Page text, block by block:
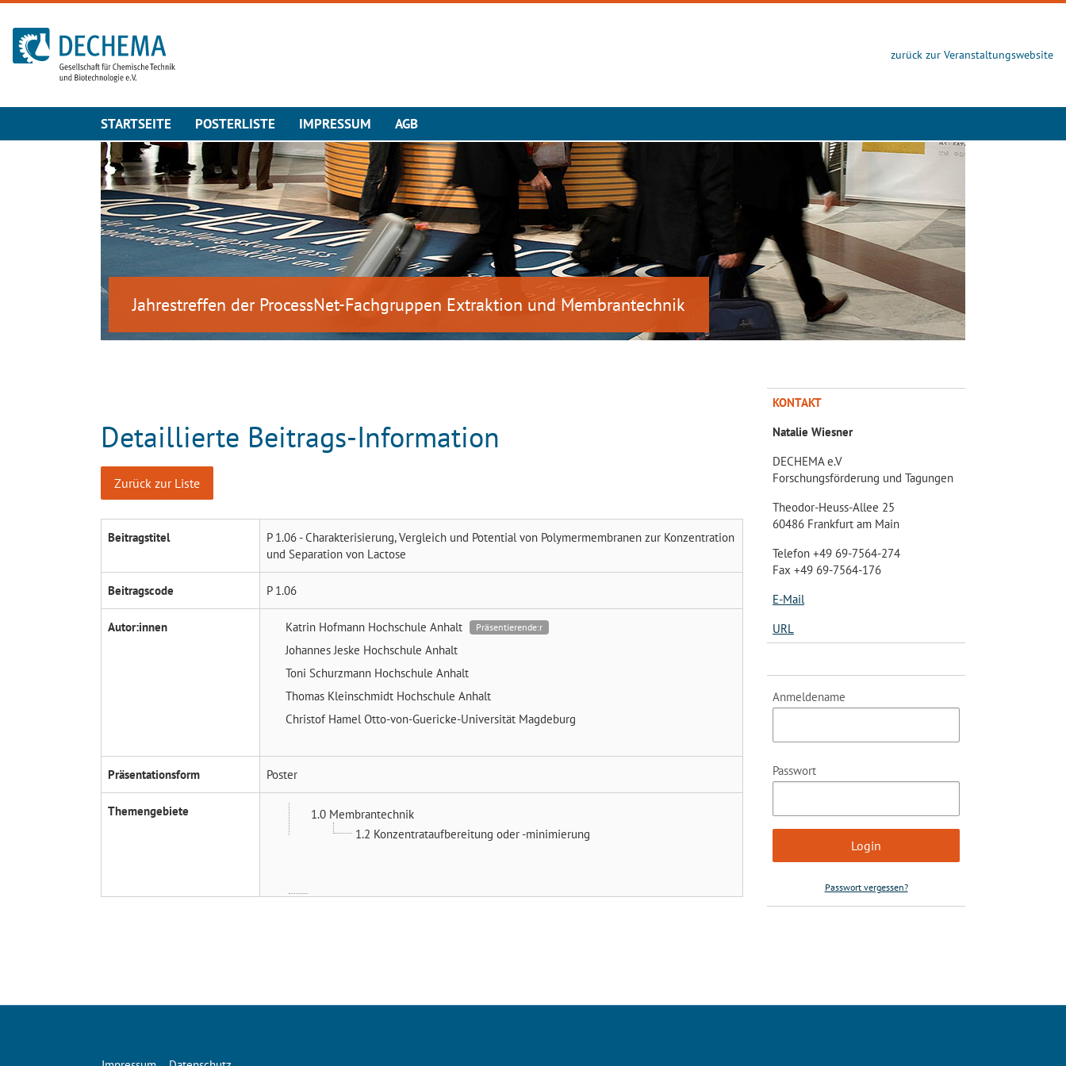
Zur Startseite
zurück zur Veranstaltungswebsite
STARTSEITE POSTERLISTE IMPRESSUM AGB
Jahrestreffen der ProcessNet-Fachgruppen Extraktion und Membrantechnik
Detaillierte Beitrags-Information
Zurück zur Liste
Beitragstitel
P 1.06 - Charakterisierung, Vergleich und Potential von Polymermembranen zur Konzentration
und Separation von Lactose
Beitragscode P 1.06
Autor:innen Katrin Hofmann Hochschule Anhalt Präsentierende:r
Johannes Jeske Hochschule Anhalt
Toni Schurzmann Hochschule Anhalt
Thomas Kleinschmidt Hochschule Anhalt
Christof Hamel Otto-von-Guericke-Universität Magdeburg
Präsentationsform Poster
Themengebiete
1.0 Membrantechnik
1.2 Konzentrataufbereitung oder -minimierung
KONTAKT
Natalie Wiesner
DECHEMA e.V
Forschungsförderung und Tagungen
Theodor-Heuss-Allee 25
60486 Frankfurt am Main
Telefon +49 69-7564-274
Fax +49 69-7564-176
E-Mail
URL
Anmeldename
Passwort
Passwort vergessen?